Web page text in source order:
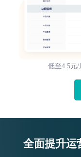
低至4.5元
全面提升运